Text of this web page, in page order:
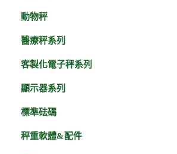
動物秤
醫療秤系列
客製化電子秤系列
顯示器系列
標準砝碼
秤重軟體&配件